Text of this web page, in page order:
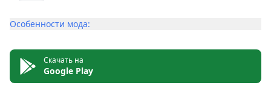
Графика и звуковые эффекты не самые лучшие.
индустрии на своем Android-устройстве
PC Tycoon 2 — это отличный выбор для любителей
Особенности мода:
Скачать на
Google Play